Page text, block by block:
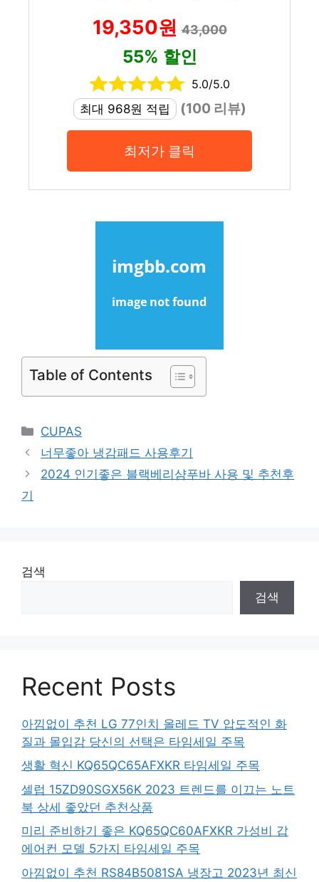
19,350원43,000
55% 할인
5.0/5.0
최대 968원 적립
(100 리뷰)
최저가 클릭
Table of Contents
Categories
CUPAS
너무좋아 냉감패드 사용후기
2024 인기좋은 블랙베리샴푸바 사용 및 추천후
기
검색
검색
Recent Posts
아낌없이 추천 LG 77인치 올레드 TV 압도적인 화
질과 몰입감 당신의 선택은 타임세일 주목
생활 혁신 KQ65QC65AFXKR 타임세일 주목
셀럽 15ZD90SGX56K 2023 트렌드를 이끄는 노트
북 상세 좋았던 추천상품
미리 준비하기 좋은 KQ65QC60AFXKR 가성비 갑
에어컨 모델 5가지 타임세일 주목
아낌없이 추천 RS84B5081SA 냉장고 2023년 최신